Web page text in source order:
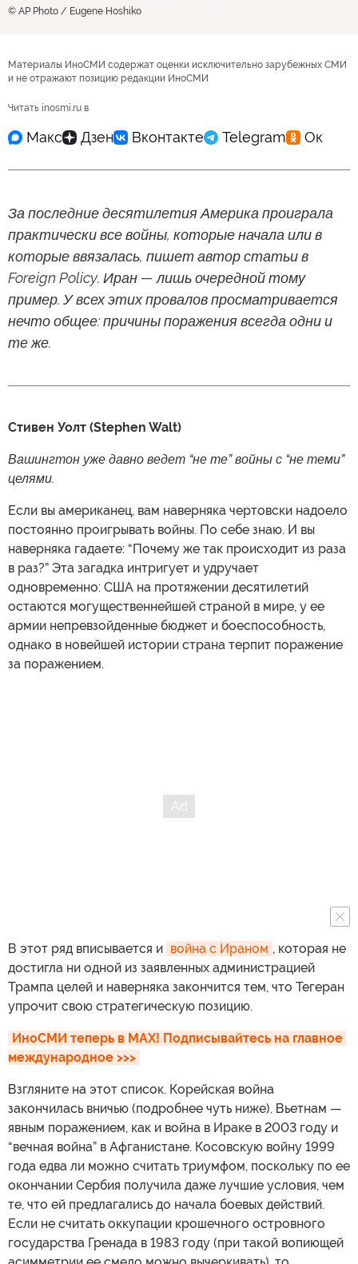
© AP Photo / Eugene Hoshiko
Материалы ИноСМИ содержат оценки исключительно зарубежных СМИ
и не отражают позицию редакции ИноСМИ
Читать inosmi.ru в
За последние десятилетия Америка проиграла
практически все войны, которые начала или в
которые ввязалась, пишет автор статьи в
Foreign Policy. Иран — лишь очередной тому
пример. У всех этих провалов просматривается
нечто общее: причины поражения всегда одни и
те же.
Стивен Уолт (Stephen Walt)
Вашингтон уже давно ведет “не те” войны с “не теми”
целями.
Если вы американец, вам наверняка чертовски надоело
постоянно проигрывать войны. По себе знаю. И вы
наверняка гадаете: “Почему же так происходит из раза
в раз?” Эта загадка интригует и удручает
одновременно: США на протяжении десятилетий
остаются могущественнейшей страной в мире, у ее
армии непревзойденные бюджет и боеспособность,
однако в новейшей истории страна терпит поражение
за поражением.
В этот ряд вписывается и война с Ираном , которая не
достигла ни одной из заявленных администрацией
Трампа целей и наверняка закончится тем, что Тегеран
упрочит свою стратегическую позицию.
ИноСМИ теперь в MAX! Подписывайтесь на главное
международное >>>
Взгляните на этот список. Корейская война
закончилась вничью (подробнее чуть ниже). Вьетнам —
явным поражением, как и война в Ираке в 2003 году и
“вечная война” в Афганистане. Косовскую войну 1999
года едва ли можно считать триумфом, поскольку по ее
окончании Сербия получила даже лучшие условия, чем
те, что ей предлагались до начала боевых действий.
Если не считать оккупации крошечного островного
государства Гренада в 1983 году (при такой вопиющей